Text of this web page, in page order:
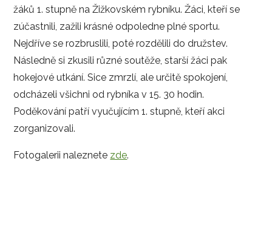
žáků 1. stupně na Žižkovském rybníku. Žáci, kteří se
zúčastnili, zažili krásné odpoledne plné sportu.
Nejdříve se rozbruslili, poté rozdělili do družstev.
Následně si zkusili různé soutěže, starší žáci pak
hokejové utkání. Sice zmrzlí, ale určitě spokojení,
odcházeli všichni od rybníka v 15. 30 hodin.
Poděkování patří vyučujícím 1. stupně, kteří akci
zorganizovali.
Fotogalerii naleznete zde.